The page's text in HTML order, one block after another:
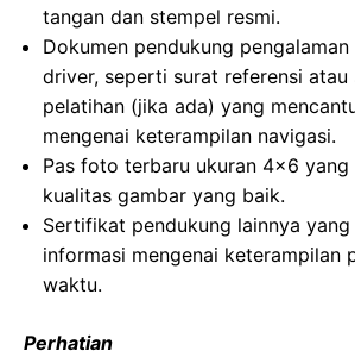
tangan dan stempel resmi.
Dokumen pendukung
driver, seperti surat referensi
pelatihan (jika ada) yang
mengenai keterampilan navigasi.
Pas foto terbaru ukuran 4×6
kualitas gambar yang baik.
Sertifikat pendukung lainnya
informasi mengenai keterampilan
waktu.
Perhatian